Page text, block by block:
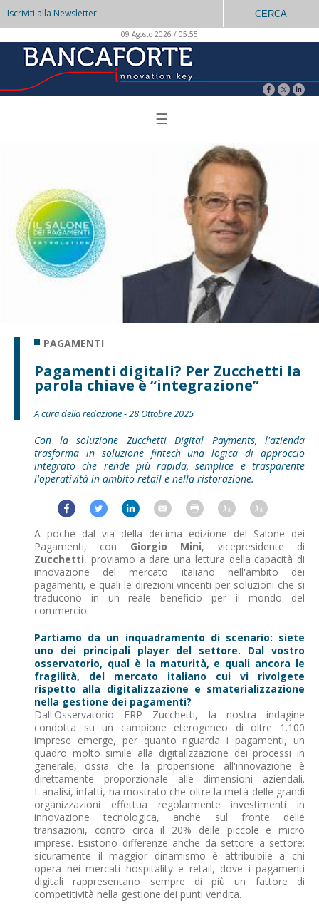
Iscriviti alla Newsletter CERCA
09 Agosto 2026 / 05:55
☰
PAGAMENTI
Pagamenti digitali? Per Zucchetti la
parola chiave è “integrazione”
A cura della redazione - 28 Ottobre 2025
Con la soluzione Zucchetti Digital Payments, l'azienda
trasforma in soluzione fintech una logica di approccio
integrato che rende più rapida, semplice e trasparente
l'operatività in ambito retail e nella ristorazione.
A poche dal via della decima edizione del Salone dei
Pagamenti, con Giorgio Mini, vicepresidente di
Zucchetti, proviamo a dare una lettura della capacità di
innovazione del mercato italiano nell'ambito dei
pagamenti, e quali le direzioni vincenti per soluzioni che si
traducono in un reale beneficio per il mondo del
commercio.
Partiamo da un inquadramento di scenario: siete
uno dei principali player del settore. Dal vostro
osservatorio, qual è la maturità, e quali ancora le
fragilità, del mercato italiano cui vi rivolgete
rispetto alla digitalizzazione e smaterializzazione
nella gestione dei pagamenti?
Dall'Osservatorio ERP Zucchetti, la nostra indagine
condotta su un campione eterogeneo di oltre 1.100
imprese emerge, per quanto riguarda i pagamenti, un
quadro molto simile alla digitalizzazione dei processi in
generale, ossia che la propensione all'innovazione è
direttamente proporzionale alle dimensioni aziendali.
L'analisi, infatti, ha mostrato che oltre la metà delle grandi
organizzazioni effettua regolarmente investimenti in
innovazione tecnologica, anche sul fronte delle
transazioni, contro circa il 20% delle piccole e micro
imprese. Esistono differenze anche da settore a settore:
sicuramente il maggior dinamismo è attribuibile a chi
opera nei mercati hospitality e retail, dove i pagamenti
digitali rappresentano sempre di più un fattore di
competitività nella gestione dei punti vendita.